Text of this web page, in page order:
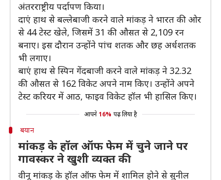
अंतरराष्ट्रीय पर्दापण किया।
दाएं हाथ से बल्लेबाजी करने वाले मांकड़ ने भारत की ओर
से 44 टेस्ट खेले, जिसमें 31 की औसत से 2,109 रन
बनाए। इस दौरान उन्होंने पांच शतक और छह अर्धशतक
भी लगाए।
बाएं हाथ से स्पिन गेंदबाजी करने वाले मांकड़ ने 32.32
की औसत से 162 विकेट अपने नाम किए। उन्होंने अपने
टेस्ट करियर में आठ, फाइव विकेट हॉल भी हासिल किए।
आपने 16% पढ़ लिया है
बयान
मांकड़ के हॉल ऑफ फेम में चुने जाने पर
गावस्कर ने खुशी व्यक्त की
वीनू मांकड़ के हॉल ऑफ फेम में शामिल होने से सुनील